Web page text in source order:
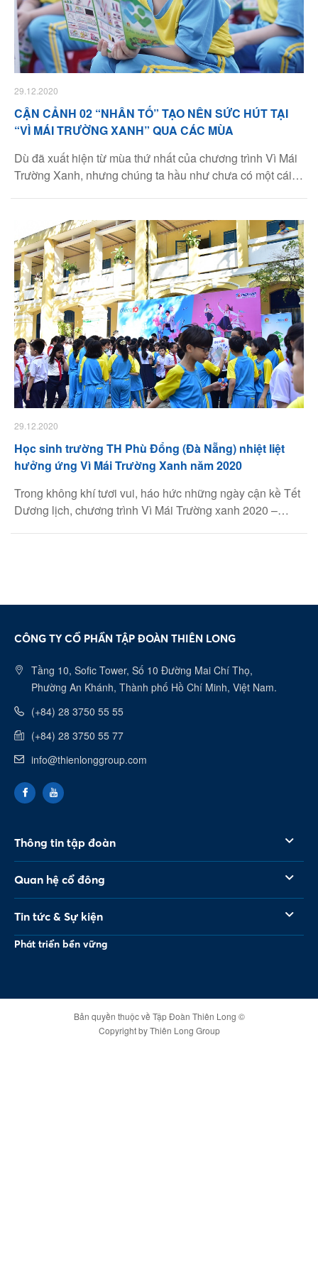
29.12.2020
CẬN CẢNH 02 “NHÂN TỐ” TẠO NÊN SỨC HÚT TẠI
“VÌ MÁI TRƯỜNG XANH” QUA CÁC MÙA
Dù đã xuất hiện từ mùa thứ nhất của chương trình Vì Mái
Trường Xanh, nhưng chúng ta hầu như chưa có một cái
nhi cách phân loại rác thải tại nguồn.
29.12.2020
Học sinh trường TH Phù Đổng (Đà Nẵng) nhiệt liệt
hưởng ứng Vì Mái Trường Xanh năm 2020
Trong không khí tươi vui, háo hức những ngày cận kề Tết
Dương lịch, chương trình Vì Mái Trường xanh 2020 –
CÔNG TY CỔ PHẦN TẬP ĐOÀN THIÊN LONG
Tầng 10, Sofic Tower, Số 10 Đường Mai Chí Thọ,
Phường An Khánh, Thành phố Hồ Chí Minh, Việt Nam.
(+84) 28 3750 55 55
(+84) 28 3750 55 77
info@thienlonggroup.com
Thông tin tập đoàn
Quan hệ cổ đông
Tin tức & Sự kiện
Phát triển bền vững
Bản quyền thuộc về Tập Đoàn Thiên Long ©
Copyright by Thiên Long Group